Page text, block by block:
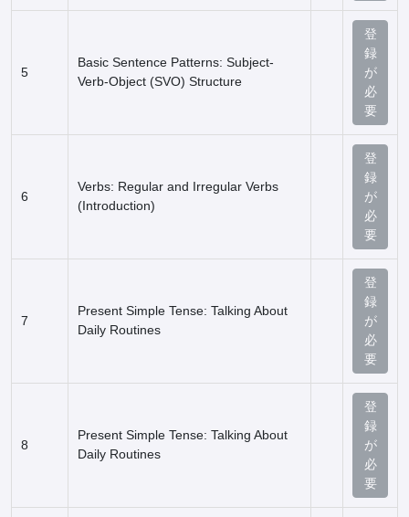
5
Basic Sentence Patterns: Subject-
Verb-Object (SVO) Structure
登
録
が
必
要
6
Verbs: Regular and Irregular Verbs
(Introduction)
登
録
が
必
要
7
Present Simple Tense: Talking About
Daily Routines
登
録
が
必
要
8
Present Simple Tense: Talking About
Daily Routines
登
録
が
必
要